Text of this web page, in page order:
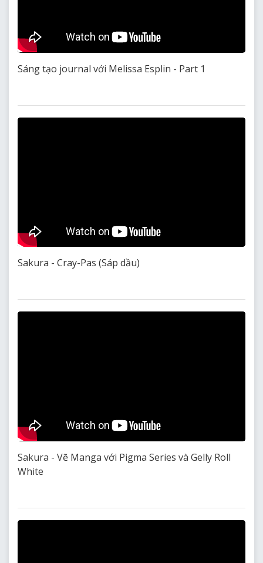
Sáng tạo journal với Melissa Esplin - Part 1
Sakura - Cray-Pas (Sáp dầu)
Sakura - Vẽ Manga với Pigma Series và Gelly Roll
White